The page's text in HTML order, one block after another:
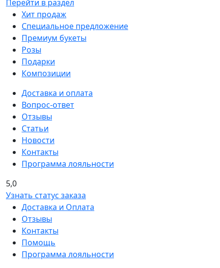
Перейти в раздел
Хит продаж
Специальное предложение
Премиум букеты
Розы
Подарки
Композиции
Доставка и оплата
Вопрос-ответ
Отзывы
Статьи
Новости
Контакты
Программа лояльности
5,0
Узнать статус заказа
Доставка и Оплата
Отзывы
Контакты
Помощь
Программа лояльности